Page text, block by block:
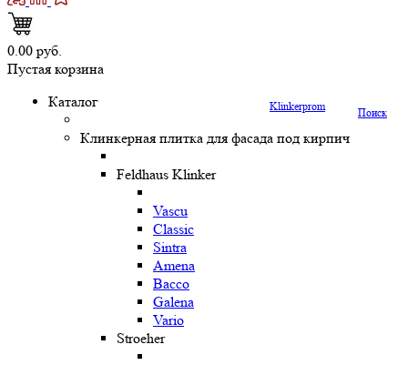
0.00 руб.
Пустая корзина
Поиск
Klinkerprom
Каталог
Клинкерная плитка для фасада под кирпич
Feldhaus Klinker
Vascu
Classic
Sintra
Amena
Bacco
Galena
Vario
Stroeher